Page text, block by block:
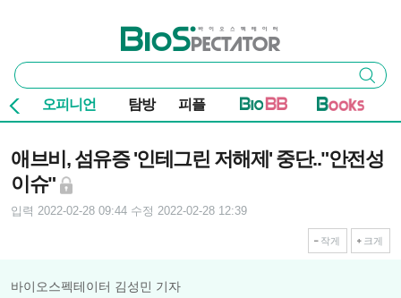
바이오스펙테이터
통
합
검
색
검색
오피니언 탐방 피플
애브비, 섬유증 '인테그린 저해제' 중단.."안전성
이슈"
입력 2022-02-28 09:44 수정 2022-02-28 12:39
작게 크게
바이오스펙테이터 김성민 기자